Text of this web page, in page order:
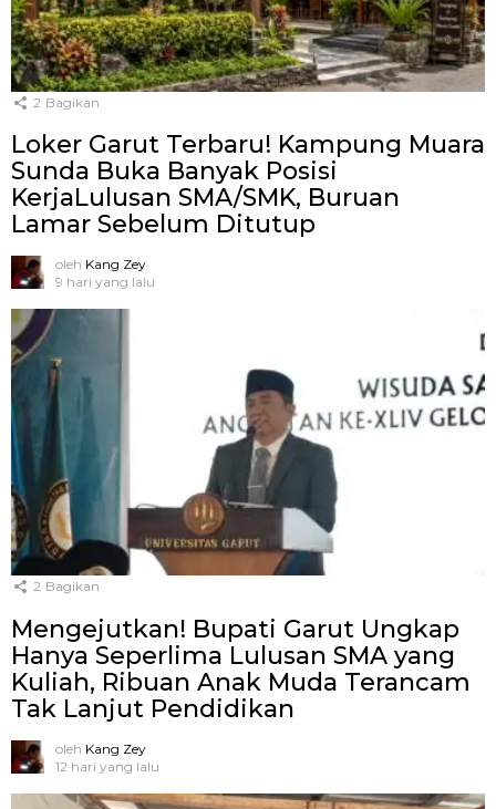
2 Bagikan
Loker Garut Terbaru! Kampung Muara
Sunda Buka Banyak Posisi
KerjaLulusan SMA/SMK, Buruan
Lamar Sebelum Ditutup
oleh Kang Zey
9 hari yang lalu
2 Bagikan
Mengejutkan! Bupati Garut Ungkap
Hanya Seperlima Lulusan SMA yang
Kuliah, Ribuan Anak Muda Terancam
Tak Lanjut Pendidikan
oleh Kang Zey
12 hari yang lalu